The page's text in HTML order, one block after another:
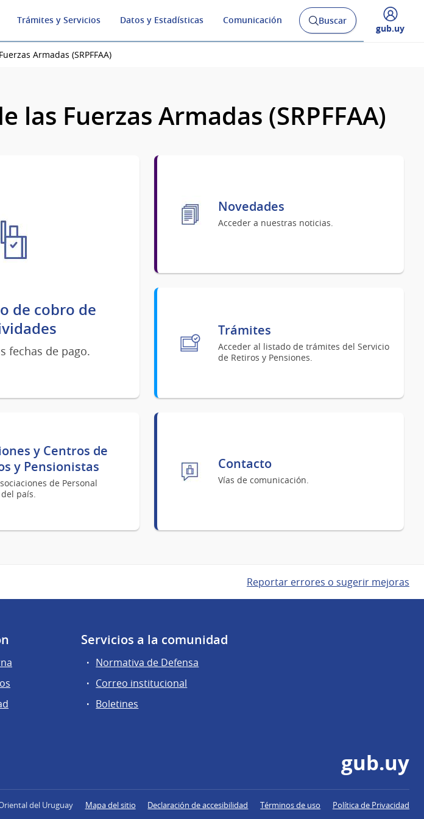
Trámites y Servicios Datos y Estadísticas Comunicación
Abrir
buscador
Buscar
Desplegar
gub.uy
Armadas (SRPFFAA)
Fuerzas Armadas (SRPFFAA)
de cobro de
fechas de pago.
y Centros de
y Pensionistas
de Personal
país.
Novedades
Acceder a nuestras noticias.
Trámites
Acceder al listado de trámites del Servicio
de Retiros y Pensiones.
Contacto
Vías de comunicación.
Reportar errores o sugerir mejoras
Servicios a la comunidad
Normativa de Defensa
Correo institucional
Boletines
gub.uy
del Uruguay Mapa del sitio Declaración de accesibilidad Términos de uso Política de Privacidad